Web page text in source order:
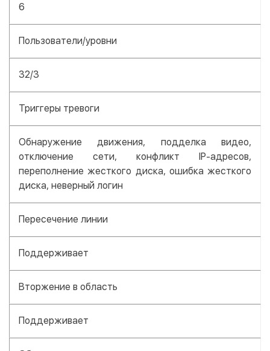
6
Пользователи/уровни
32/3
Триггеры тревоги
Обнаружение движения, подделка видео,
отключение сети, конфликт IP-адресов,
переполнение жесткого диска, ошибка жесткого
диска, неверный логин
Пересечение линии
Поддерживает
Вторжение в область
Поддерживает